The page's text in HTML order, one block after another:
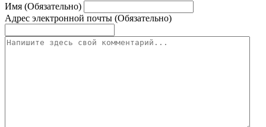
Имя (Обязательно)
Адрес электронной почты (Обязательно)